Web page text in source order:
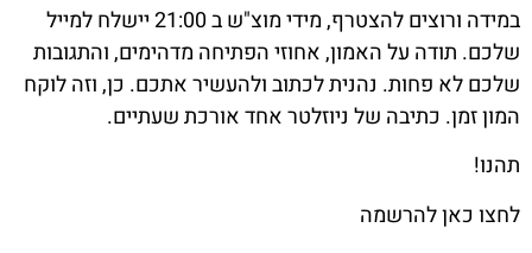
במידה ורוצים להצטרף, מידי מוצ"ש ב 21:00 יישלח למייל
שלכם. תודה על האמון, אחוזי הפתיחה מדהימים, והתגובות
שלכם לא פחות. נהנית לכתוב ולהעשיר אתכם. כן, וזה לוקח
המון זמן. כתיבה של ניוזלטר אחד אורכת שעתיים.
תהנו!
לחצו כאן להרשמה